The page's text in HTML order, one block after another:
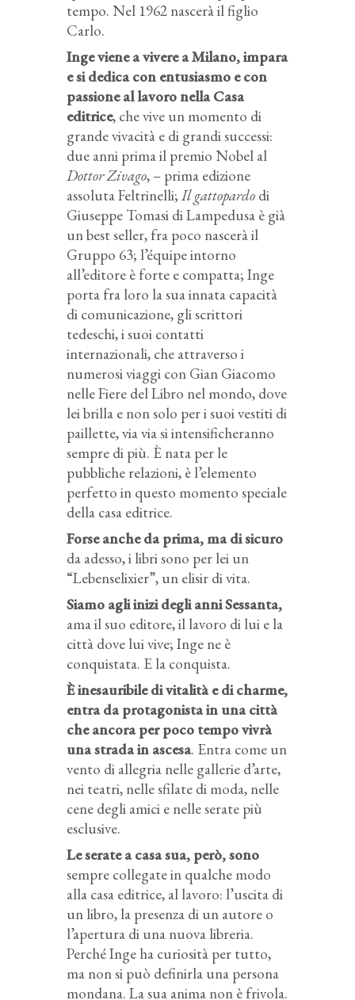
tempo. Nel 1962 nascerà il figlio
Carlo.
Inge viene a vivere a Milano, impara
e si dedica con entusiasmo e con
passione al lavoro nella Casa
editrice, che vive un momento di
grande vivacità e di grandi successi:
due anni prima il premio Nobel al
Dottor Zivago, – prima edizione
assoluta Feltrinelli; Il gattopardo di
Giuseppe Tomasi di Lampedusa è già
un best seller, fra poco nascerà il
Gruppo 63; l’équipe intorno
all’editore è forte e compatta; Inge
porta fra loro la sua innata capacità
di comunicazione, gli scrittori
tedeschi, i suoi contatti
internazionali, che attraverso i
numerosi viaggi con Gian Giacomo
nelle Fiere del Libro nel mondo, dove
lei brilla e non solo per i suoi vestiti di
paillette, via via si intensificheranno
sempre di più. È nata per le
pubbliche relazioni, è l’elemento
perfetto in questo momento speciale
della casa editrice.
Forse anche da prima, ma di sicuro
da adesso, i libri sono per lei un
“Lebenselixier”, un elisir di vita.
Siamo agli inizi degli anni Sessanta,
ama il suo editore, il lavoro di lui e la
città dove lui vive; Inge ne è
conquistata. E la conquista.
È inesauribile di vitalità e di charme,
entra da protagonista in una città
che ancora per poco tempo vivrà
una strada in ascesa. Entra come un
vento di allegria nelle gallerie d’arte,
nei teatri, nelle sfilate di moda, nelle
cene degli amici e nelle serate più
esclusive.
Le serate a casa sua, però, sono
sempre collegate in qualche modo
alla casa editrice, al lavoro: l’uscita di
un libro, la presenza di un autore o
l’apertura di una nuova libreria.
Perché Inge ha curiosità per tutto,
ma non si può definirla una persona
mondana. La sua anima non è frivola.